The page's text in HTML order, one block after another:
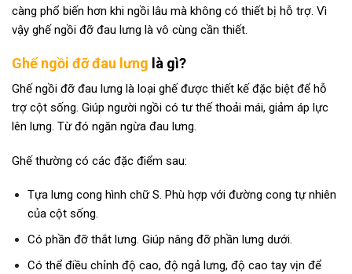
càng phổ biến hơn khi ngồi lâu mà không có thiết bị hỗ trợ. Vì
vậy ghế ngồi đỡ đau lưng là vô cùng cần thiết.
Ghế ngồi đỡ đau lưng là gì?
Ghế ngồi đỡ đau lưng là loại ghế được thiết kế đặc biệt để hỗ
trợ cột sống. Giúp người ngồi có tư thế thoải mái, giảm áp lực
lên lưng. Từ đó ngăn ngừa đau lưng.
Ghế thường có các đặc điểm sau:
Tựa lưng cong hình chữ S. Phù hợp với đường cong tự nhiên
của cột sống.
Có phần đỡ thắt lưng. Giúp nâng đỡ phần lưng dưới.
Có thể điều chỉnh độ cao, độ ngả lưng, độ cao tay vịn để